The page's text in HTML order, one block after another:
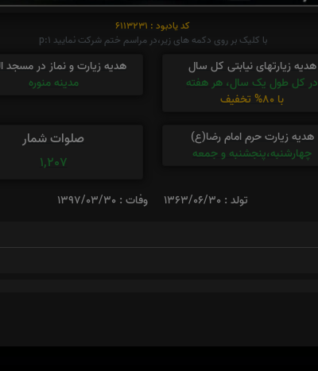
کد یادبود : 6113231
با کلیک بر روی دکمه های زیر،در مراسم ختم شرکت نمایید p:1
هدیه زیارتهای نیابتی کل سال
در کل طول یک سال، هر هفته
با 80% تخفیف
هدیه زیارت و نماز در مسجد
مدینه منوره
هدیه زیارت حرم امام رضا(ع)
چهارشنبه،پنجشنبه و جمعه
صلوات شمار
1,207
تولد : 1363/06/30 وفات : 1397/03/30